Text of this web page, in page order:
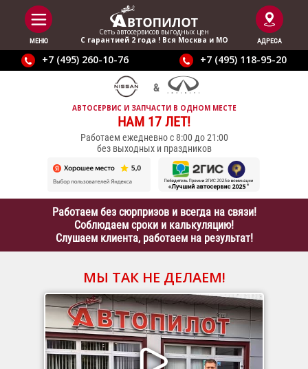
МЕНЮ
Сеть автосервисов выгодныx цен
С гарантией 2 года ! Вся Москва и МО
АДРЕСА
+7 (495) 260-10-76 +7 (495) 118-95-20
АВТОСЕРВИС И ЗАПЧАСТИ В ОДНОМ МЕСТЕ
НАМ 17 ЛЕТ!
Работаем ежедневно с 8:00 до 21:00
без выходных и праздников
Работаем без сюрпризов и всегда на связи!
Соблюдаем сроки и калькуляцию!
Слушаем клиента, работаем на результат!
МЫ ТАК НЕ ДЕЛАЕМ!